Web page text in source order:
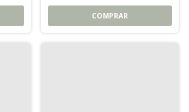
COMPRAR